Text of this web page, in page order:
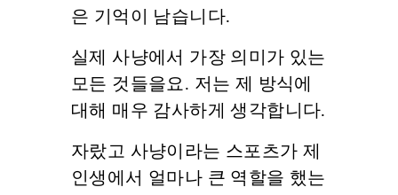
은 기억이 남습니다.
실제 사냥에서 가장 의미가 있는
모든 것들을요. 저는 제 방식에
대해 매우 감사하게 생각합니다.
자랐고 사냥이라는 스포츠가 제
인생에서 얼마나 큰 역할을 했는